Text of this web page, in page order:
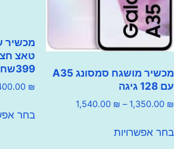
מכשיר מושגח סמסונג A35
–
1,540.00₪
טווח
זה
399שח
400.00
–
₪
בחר